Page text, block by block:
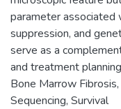
parameter associated
suppression, and
serve as a
and treatment
Bone Marrow
Sequencing, Survival